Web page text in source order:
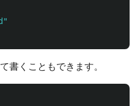
書くこともできます。